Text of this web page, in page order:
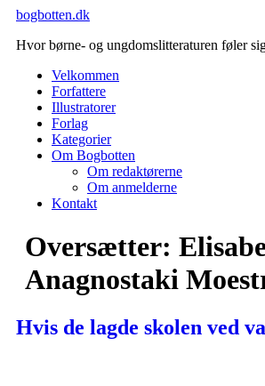
Videre
indhold
bogbotten.dk
Hvor børne- og ungdomslitteraturen føler
Velkommen
Forfattere
Illustratorer
Forlag
Kategorier
Om Bogbotten
Om redaktørerne
Om anmelderne
Kontakt
Oversætter:
Anagnostaki
Hvis de lagde skolen ved